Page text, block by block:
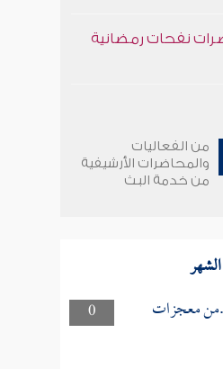
نفحات رمضانية
من الفعاليات
والمحاضرات الأرشيفية
من خدمة البث
0 معجزات